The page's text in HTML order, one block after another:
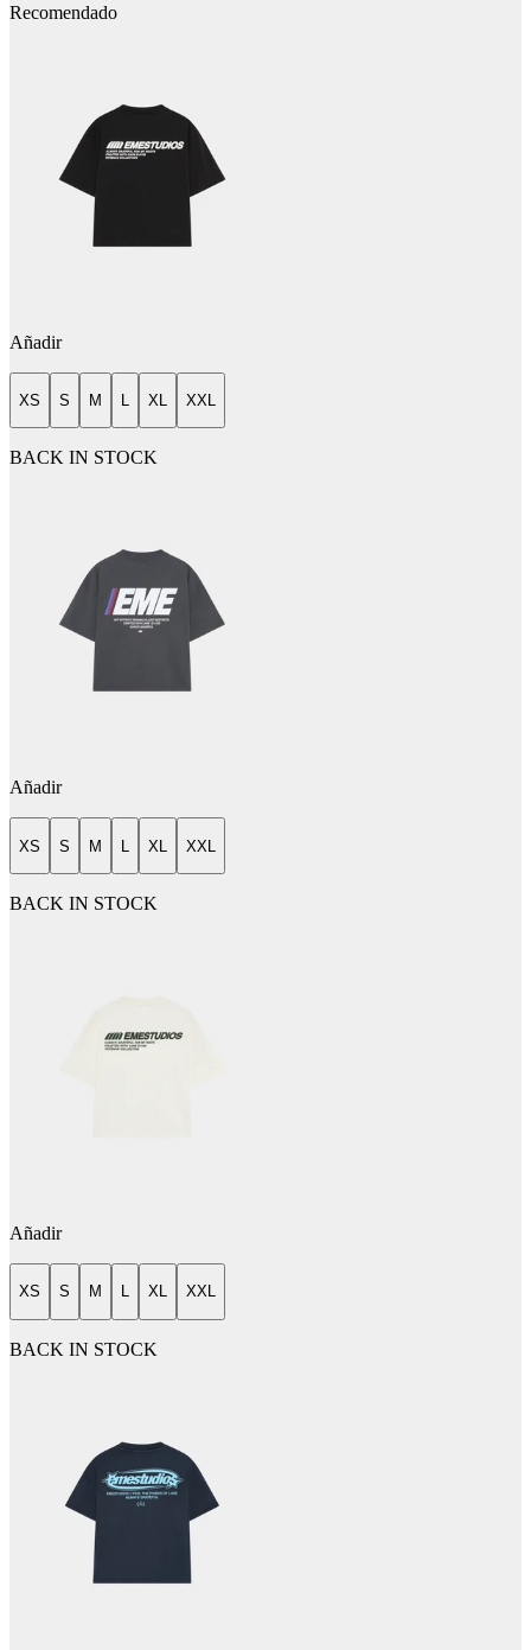
Recomendado
Añadir
XS S M L XL XXL
BACK IN STOCK
Añadir
XS S M L XL XXL
BACK IN STOCK
Añadir
XS S M L XL XXL
BACK IN STOCK